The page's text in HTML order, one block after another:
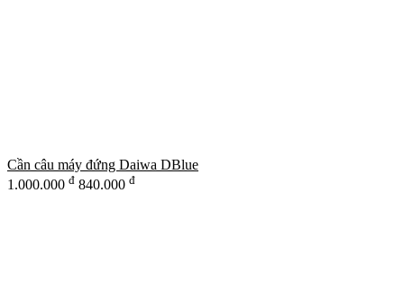
Cần câu máy đứng Daiwa DBlue
1.000.000 đ 840.000 đ